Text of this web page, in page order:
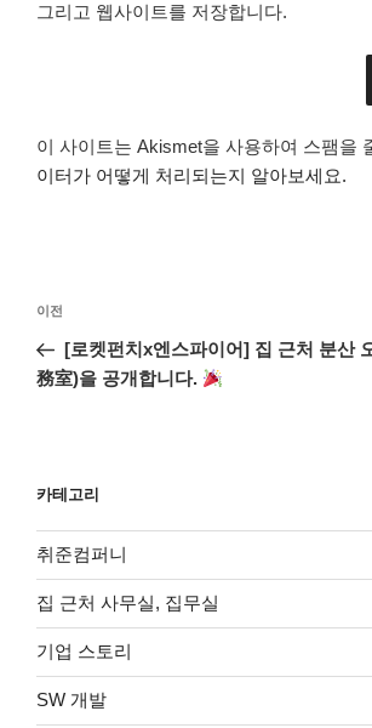
그리고 웹사이트를 저장합니다.
이 사이트는 Akismet을 사용하여 스팸을
이터가 어떻게 처리되는지 알아보세요.
색
이
전
글
이전
[로켓펀치x엔스파이어] 집 근처 분산
務室)을 공개합니다.
카테고리
취준컴퍼니
집 근처 사무실, 집무실
기업 스토리
SW 개발